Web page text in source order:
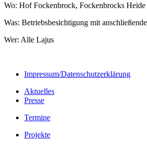
Wo: Hof Fockenbrock, Fockenbrocks
Was: Betriebsbesichtigung mit
Wer: Alle Lajus
Impressum/Datenschutzerklärung
Aktuelles
Presse
Termine
Projekte